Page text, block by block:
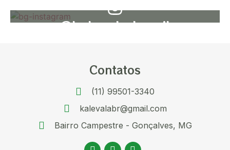
@kalevala.brasil
Contatos
(11) 99501-3340
kalevalabr@gmail.com
Bairro Campestre - Gonçalves, MG